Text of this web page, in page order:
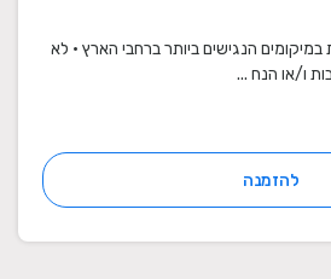
ארצית : 95 חנויות במיקומים הנגישים ביותר ברחבי הארץ • לא
ו/או הנח ...
להזמנה